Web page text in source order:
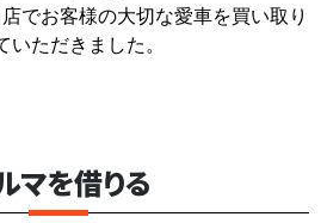
でお客様の大切な愛車を買い取り
いただきました。
マを借りる